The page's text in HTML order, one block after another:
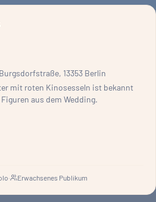
13353 Berlin
mit roten Kinosesseln ist bekannt
aus dem Wedding.
· Erwachsenes Publikum